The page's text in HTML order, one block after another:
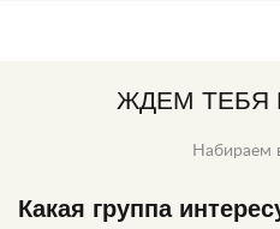
ЖДЕМ ТЕБЯ
Набираем
Какая группа